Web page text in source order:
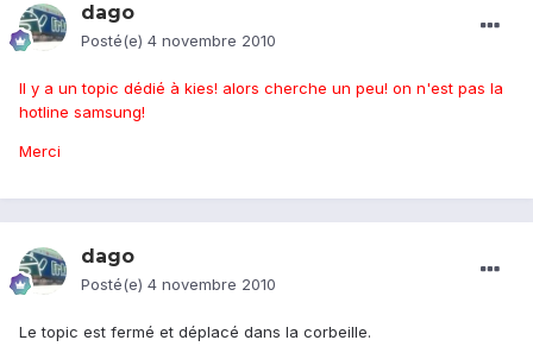
dago
Posté(e) 4 novembre 2010
Il y a un topic dédié à kies! alors cherche un peu! on n'est pas la
hotline samsung!
Merci
dago
Posté(e) 4 novembre 2010
Le topic est fermé et déplacé dans la corbeille.